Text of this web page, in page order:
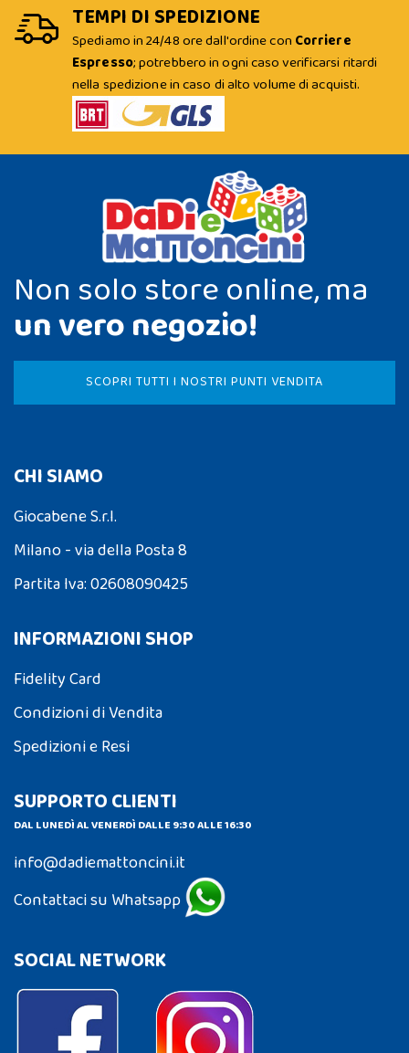
TEMPI DI SPEDIZIONE
Spediamo in 24/48 ore dall'ordine con Corriere
Espresso; potrebbero in ogni caso verificarsi ritardi
nella spedizione in caso di alto volume di acquisti.
Non solo store online, ma
un vero negozio!
SCOPRI TUTTI I NOSTRI PUNTI VENDITA
CHI SIAMO
Giocabene S.r.l.
Milano - via della Posta 8
Partita Iva: 02608090425
INFORMAZIONI SHOP
Fidelity Card
Condizioni di Vendita
Spedizioni e Resi
SUPPORTO CLIENTI
DAL LUNEDÌ AL VENERDÌ DALLE 9:30 ALLE 16:30
info@dadiemattoncini.it
Contattaci su Whatsapp
SOCIAL NETWORK